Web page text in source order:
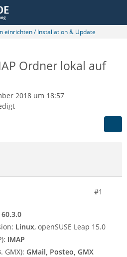
einrichten / Installation & Update
Ordner lokal auf
2018 um 18:57
#1
60.3.0
Linux, openSUSE Leap 15.0
IMAP
GMX): GMail, Posteo, GMX